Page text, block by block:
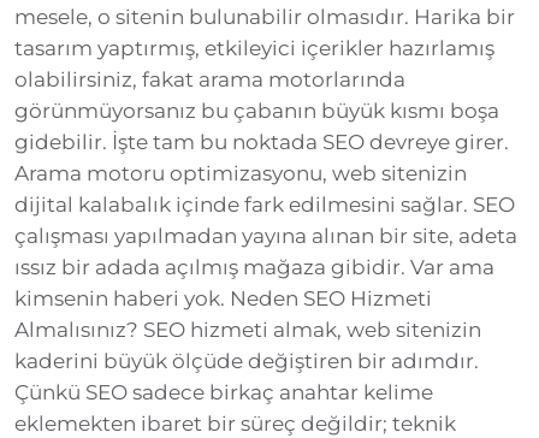
mesele, o sitenin bulunabilir olmasıdır. Harika bir
tasarım yaptırmış, etkileyici içerikler hazırlamış
olabilirsiniz, fakat arama motorlarında
görünmüyorsanız bu çabanın büyük kısmı boşa
gidebilir. İşte tam bu noktada SEO devreye girer.
Arama motoru optimizasyonu, web sitenizin
dijital kalabalık içinde fark edilmesini sağlar. SEO
çalışması yapılmadan yayına alınan bir site, adeta
ıssız bir adada açılmış mağaza gibidir. Var ama
kimsenin haberi yok. Neden SEO Hizmeti
Almalısınız? SEO hizmeti almak, web sitenizin
kaderini büyük ölçüde değiştiren bir adımdır.
Çünkü SEO sadece birkaç anahtar kelime
eklemekten ibaret bir süreç değildir; teknik